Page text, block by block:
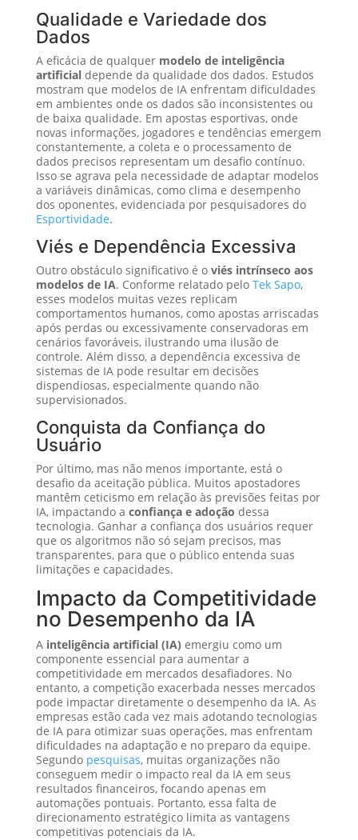
Qualidade e Variedade dos
Dados
A eficácia de qualquer modelo de inteligência
artificialdepende da qualidade dos dados. Estudos
mostram que modelos de IA enfrentam dificuldades
em ambientes onde os dados são inconsistentes ou
de baixa qualidade. Em apostas esportivas, onde
novas informações, jogadores e tendências emergem
constantemente, a coleta e o processamento de
dados precisos representam um desafio contínuo.
Isso se agrava pela necessidade de adaptar modelos
a variáveis dinâmicas, como clima e desempenho
dos oponentes, evidenciada por pesquisadores do
Esportividade.
Viés e Dependência Excessiva
Outro obstáculo significativo é o viés intrínseco aos
modelos de IA. Conforme relatado pelo Tek Sapo,
esses modelos muitas vezes replicam
comportamentos humanos, como apostas arriscadas
após perdas ou excessivamente conservadoras em
cenários favoráveis, ilustrando uma ilusão de
controle. Além disso, a dependência excessiva de
sistemas de IA pode resultar em decisões
dispendiosas, especialmente quando não
supervisionados.
Conquista da Confiança do
Usuário
Por último, mas não menos importante, está o
desafio da aceitação pública. Muitos apostadores
mantêm ceticismo em relação às previsões feitas por
IA, impactando a confiança e adoção dessa
tecnologia. Ganhar a confiança dos usuários requer
que os algoritmos não só sejam precisos, mas
transparentes, para que o público entenda suas
limitações e capacidades.
Impacto da Competitividade
no Desempenho da IA
A inteligência artificial (IA) emergiu como um
componente essencial para aumentar a
competitividade em mercados desafiadores. No
entanto, a competição exacerbada nesses mercados
pode impactar diretamente o desempenho da IA. As
empresas estão cada vez mais adotando tecnologias
de IA para otimizar suas operações, mas enfrentam
dificuldades na adaptação e no preparo da equipe.
Segundo pesquisas, muitas organizações não
conseguem medir o impacto real da IA em seus
resultados financeiros, focando apenas em
automações pontuais. Portanto, essa falta de
direcionamento estratégico limita as vantagens
competitivas potenciais da IA.